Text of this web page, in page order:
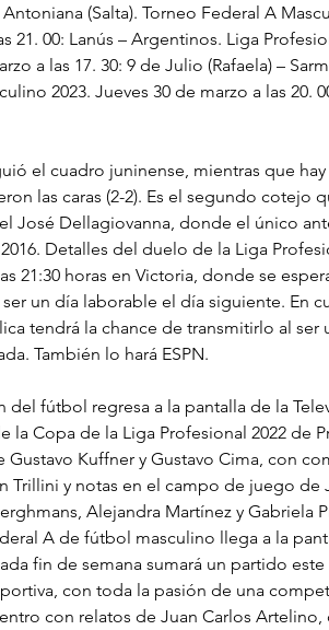
(Salta). Torneo Federal A
21. 00: Lanús – Argentinos. Liga
a las 17. 30: 9 de Julio (Rafaela) –
2023. Jueves 30 de marzo a las 20.
el cuadro juninense, mientras que
las caras (2-2). Es el segundo cotejo
José Dellagiovanna, donde el único
Detalles del duelo de la Liga
21:30 horas en Victoria, donde se
un día laborable el día siguiente. En
tendrá la chance de transmitirlo al ser
También lo hará ESPN.
del fútbol regresa a la pantalla de la
la Copa de la Liga Profesional 2022 de
Gustavo Kuffner y Gustavo Cima, con
Trillini y notas en el campo de juego de
Alejandra Martínez y Gabriela
A de fútbol masculino llega a la
fin de semana sumará un partido este
con toda la pasión de una
con relatos de Juan Carlos